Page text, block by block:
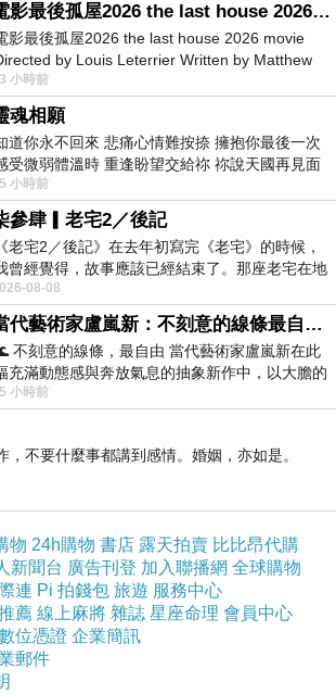
0.8%
領好領滿！
lin.ee/DaUesIn
球 https://gbet123.com/promotion
23 12:45:46
樂讓你財運爆表
動賽事／老虎機台／輪盤／彩票］
送1000
加碼金
300元
萬元免抽免排
領優惠────♪
23 12:45:30
樂讓你財運爆表
動賽事／老虎機台／輪盤／彩票］
送1000
加碼金
300元
萬元免抽免排
電影最後孤屋2026 the last house 2026 movie
影最後孤屋2026 the last house 2026 movie
by Louis Leterrier Written by Matthew
Starring Greta Lee Wa
小時前
魂相願
道你永不回來 悲痛心情難按捺 擁抱你最後一次
受微弱體溫時 重逢盼望交給祢 祢說天國再見面
刻忍淚說別離 他日靈魂再
小時前
參肆▎老宅2／後記
《老宅2／後記》在去年初寫完《老宅》的時候，
曾經覺得，故事應該已經結束了。那座老宅在地
中倒塌，七個人終於離開那片黑暗，
08-08
當代藝術家盧嵐新：不刻意的線條最自由，讓色彩流動、筆觸自己說話
不刻意的線條，最自由 當代藝術家盧嵐新在此
充滿動態感與奔放氣息的抽象新作中，以大膽的
色顏料在白色畫布上揮灑、壓印與流淌
小時前
，不要什麼事都講到感情。婚姻，亦如是。
物 24h購物 書店 露天拍賣 比比昂代購
新聞台 廣告刊登 加入聯播網 全球購物
連 Pi 拍錢包 旅遊 服務中心
薦 線上麻將 雜誌 星座命理 會員中心
位憑證 企業簡訊
郵件